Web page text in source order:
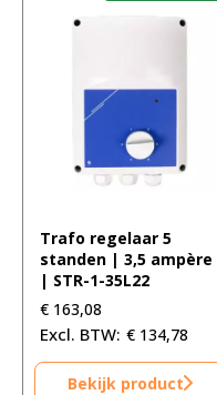
Trafo regelaar 5
standen | 3,5 ampère
| STR-1-35L22
€ 163,08
€ 134,78
Bekijk product